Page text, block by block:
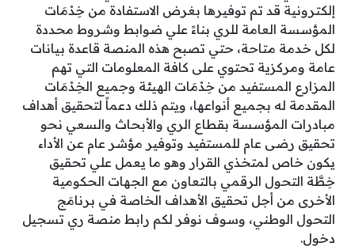
إلكترونية قد تم توفيرها بغرض الاستفادة من خِدْمَات
المؤسسة العامة للري بناءً علي ضوابط وشروط محددة
لكل خدمة متاحة، حتي تصبح هذه المنصة قاعدة بيانات
عامة ومركزية تحتوي على كافة المعلومات التي تهم
المزارع المستفيد من خِدْمَات الهيئة وجميع الخِدْمَات
المقدمة له بجميع أنواعها، ويتم ذلك دعماً لتحقيق أهداف
مبادرات المؤسسة بقطاع الري والأبحاث والسعي نحو
تحقيق رضى عام للمستفيد وتوفير مؤشر عام عن الأداء
يكون خاص لمتخذي القرار وهو ما يعمل علي تحقيق
خِطَّة التحول الرقمي بالتعاون مع الجهات الحكومية
الأخرى من أجل تحقيق الأهداف الخاصة في برنامَج
التحول الوطني، وسوف نوفر لكم رابط منصة ري تسجيل
دخول.